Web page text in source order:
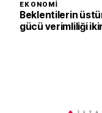
EKONOMI
Beklentilerin
gücü verimliliği